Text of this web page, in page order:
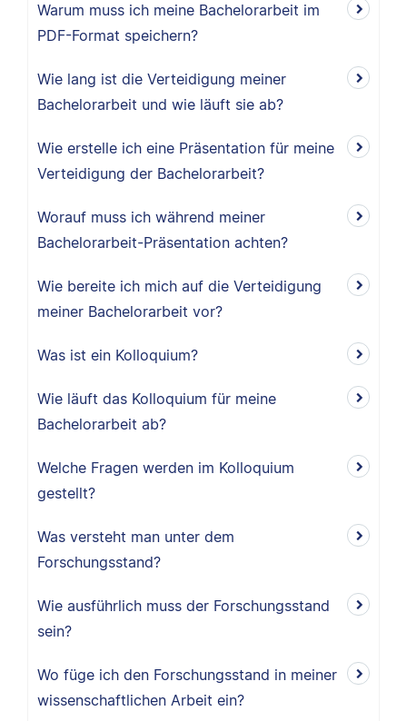
Warum muss ich meine Bachelorarbeit im
PDF-Format speichern?
Wie lang ist die Verteidigung meiner
Bachelorarbeit und wie läuft sie ab?
Wie erstelle ich eine Präsentation für meine
Verteidigung der Bachelorarbeit?
Worauf muss ich während meiner
Bachelorarbeit-Präsentation achten?
Wie bereite ich mich auf die Verteidigung
meiner Bachelorarbeit vor?
Was ist ein Kolloquium?
Wie läuft das Kolloquium für meine
Bachelorarbeit ab?
Welche Fragen werden im Kolloquium
gestellt?
Was versteht man unter dem
Forschungsstand?
Wie ausführlich muss der Forschungsstand
sein?
Wo füge ich den Forschungsstand in meiner
wissenschaftlichen Arbeit ein?